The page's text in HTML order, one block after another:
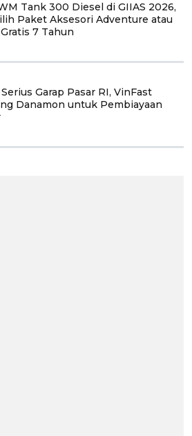
Tank 300 Diesel di GIIAS 2026,
Paket Aksesori Adventure atau
7 Tahun
Garap Pasar RI, VinFast
Danamon untuk Pembiayaan